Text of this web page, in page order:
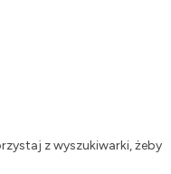
z wyszukiwarki, żeby